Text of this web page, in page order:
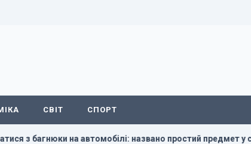
СВІТ СПОРТ
на автомобілі: названо простий предмет у салоні,